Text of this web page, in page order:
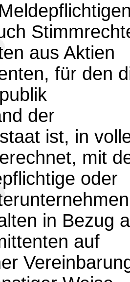
aus Aktien
für den
der
ist, in
mit
oder
in Bezug
auf